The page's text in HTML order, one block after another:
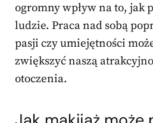
ogromny wpływ na to, jak
ludzie. Praca nad sobą
pasji czy umiejętności
zwiększyć naszą
otoczenia.